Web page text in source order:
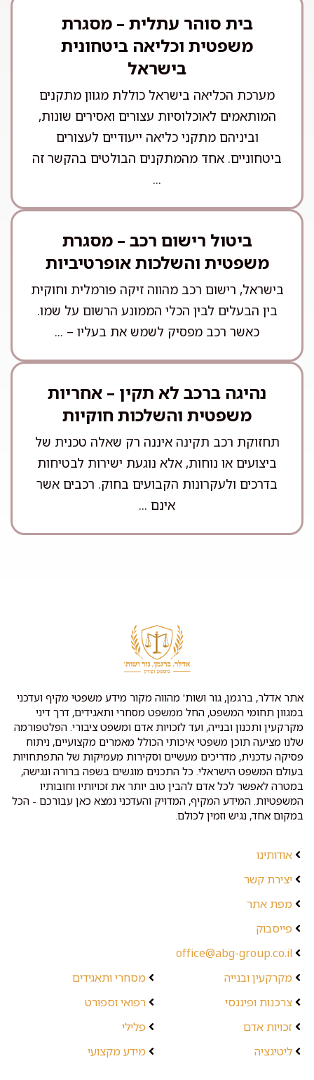
בית סוהר עתלית – מסגרת
משפטית וכליאה ביטחונית
בישראל
מערכת הכליאה בישראל כוללת מגוון מתקנים
המותאמים לאוכלוסיות עצורים ואסירים שונות,
וביניהם מתקני כליאה ייעודיים לעצורים
ביטחוניים. אחד מהמתקנים הבולטים בהקשר זה
...
ביטול רישום רכב – מסגרת
משפטית והשלכות אופרטיביות
בישראל, רישום רכב מהווה זיקה פורמלית וחוקית
בין הבעלים לבין הכלי הממונע הרשום על שמו.
כאשר רכב מפסיק לשמש את בעליו – ...
נהיגה ברכב לא תקין – אחריות
משפטית והשלכות חוקיות
תחזוקת רכב תקינה איננה רק שאלה טכנית של
ביצועים או נוחות, אלא נוגעת ישירות לבטיחות
בדרכים ולעקרונות הקבועים בחוק. רכבים אשר
אינם ...
אתר אדלר, ברגמן, גור ושות' מהווה מקור מידע משפטי מקיף ועדכני
במגוון תחומי המשפט, החל ממשפט מסחרי ותאגידים, דרך דיני
מקרקעין ותכנון ובנייה, ועד לזכויות אדם ומשפט ציבורי. הפלטפורמה
שלנו מציעה תוכן משפטי איכותי הכולל מאמרים מקצועיים, ניתוח
פסיקה עדכנית, מדריכים מעשיים וסקירות מעמיקות של התפתחויות
בעולם המשפט הישראלי. כל התכנים מוגשים בשפה ברורה ונגישה,
במטרה לאפשר לכל אדם להבין טוב יותר את זכויותיו וחובותיו
המשפטיות. המידע המקיף, המדויק והעדכני נמצא כאן עבורכם - הכל
במקום אחד, נגיש וזמין לכולם.
אודותינו
יצירת קשר
מפת אתר
פייסבוק
office@abg-group.co.il
מקרקעין ובנייה
צרכנות ופיננסי
זכויות אדם
ליטיגציה
מסחרי ותאגידים
רפואי וספורט
פלילי
מידע מקצועי